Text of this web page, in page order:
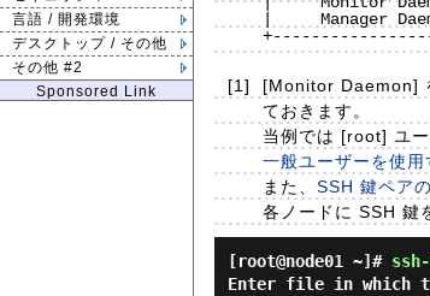
言語 / 開発環境
デスクトップ / その他
その他 #2
Sponsored Link
|
[1]
[Monitor Daemon]
ておきます。
当例では [root] ユー
一般ユーザーを使
また、 SSH 鍵ペア
各ノードに SSH 鍵
[root@node01 ~]#
Enter file in which